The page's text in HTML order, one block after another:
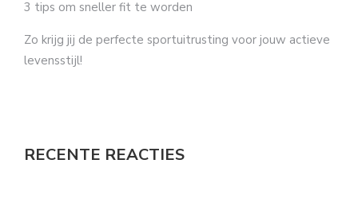
3 tips om sneller fit te worden
Zo krijg jij de perfecte sportuitrusting voor jouw actieve
levensstijl!
RECENTE REACTIES